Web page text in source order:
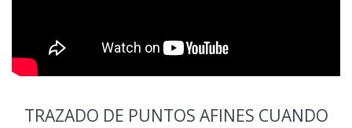
TRAZADO DE PUNTOS AFINES CUANDO